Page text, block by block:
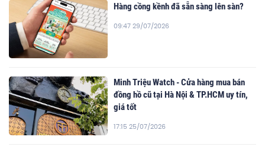
Hàng cồng kềnh đã sẵn sàng lên sàn?
09:47 29/07/2026
Minh Triệu Watch - Cửa hàng mua bán
đồng hồ cũ tại Hà Nội & TP.HCM uy tín,
giá tốt
17:15 25/07/2026